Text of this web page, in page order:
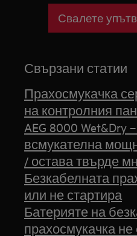
Свързани статии
Прахосмукачка
на контролния
AEG 8000 Wet&Dry
всмукателна
/ остава твърде
Безкабелната
или не стартира
Батерияте на
прахосмукачка